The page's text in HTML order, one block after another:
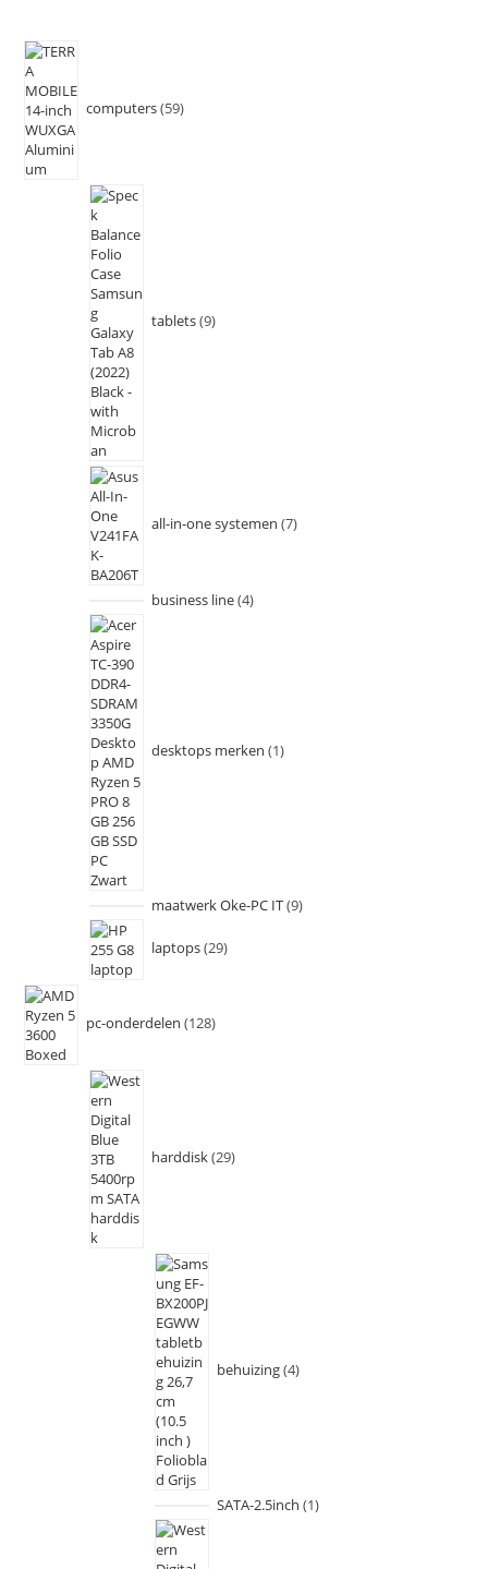
computers 59
tablets 9
all-in-one systemen 7
business line 4
desktops merken 1
maatwerk Oke-PC IT 9
laptops 29
pc-onderdelen 128
harddisk 29
behuizing 4
SATA-2.5inch 1